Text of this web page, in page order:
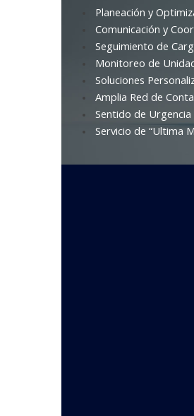
Planeación y
Comunicación y
Seguimiento de
Monitoreo de
Soluciones
Amplia Red de
Sentido de Urgencia
Servicio de “Ultima